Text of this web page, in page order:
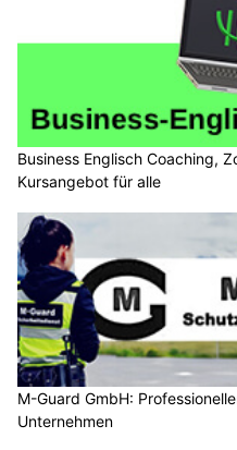
Business Englisch Coaching,
Kursangebot für alle
M-Guard GmbH:
Unternehmen